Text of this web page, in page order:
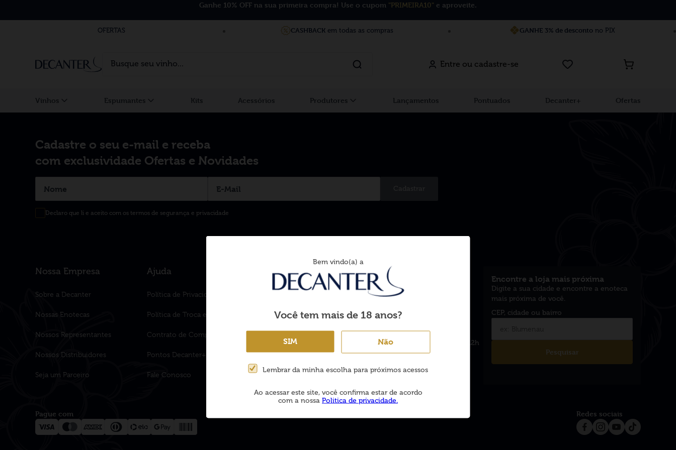
Ganhe 10% OFF na sua primeira compra! Use o cupom "PRIMEIRA10" e aproveite.
OFERTAS CASHBACKem todas as compras GANHE 3% de descontono PIX
Entre ou cadastre-se
Vinhos Espumantes Kits Acessórios Produtores Lançamentos Pontuados Decanter+ Ofertas
Bem vindo(a) a
Você tem mais de 18 anos?
SIM Não
Lembrar da minha escolha para próximos acessos
Ao acessar este site, você confirma estar de acordo
com a nossa Politica de privacidade.
Cadastre o seu e-mail e receba
com exclusividade Ofertas e Novidades
Declaro que li e aceito com os termos de segurança e privacidade
Nossa Empresa
Sobre a Decanter
Nossas Enotecas
Nossos Representantes
Nossos Distribuidores
Seja um Parceiro
Ajuda
Política de Privacidade
Política de Troca e Devolução
Contrato de Compra
Pontos Decanter+
Fale Conosco
Área do cliente
Lista de Desejos
Rastrear Meu Pedido
Atendimento
(47) 3326-0111
Segunda a sexta das 08h às 12h
e das 13h30 às 18h00
Encontre a loja mais próxima
Digite a sua cidade e encontre a enoteca
mais próxima de você.
Pesquisar
Pague com Redes sociais